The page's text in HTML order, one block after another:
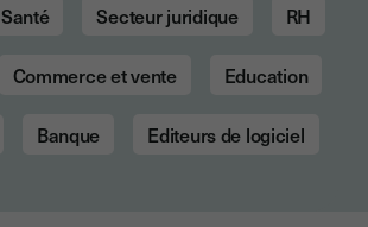
Santé Secteur juridique RH
Commerce et vente Education
Banque Editeurs de logiciel